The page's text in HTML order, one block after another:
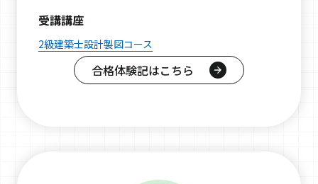
受講講座
2級建築士設計製図コース
合格体験記はこちら